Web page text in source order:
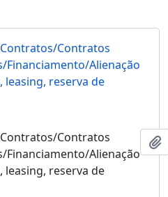
Contratos/Contratos
Financiamento/Alienação
leasing, reserva de
Contratos/Contratos
Financiamento/Alienação
leasing, reserva de